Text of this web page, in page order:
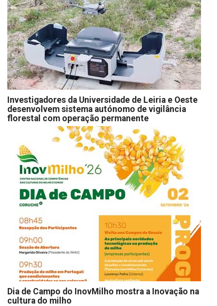
Investigadores da Universidade de Leiria e Oeste
desenvolvem sistema autónomo de vigilância
florestal com operação permanente
Dia de Campo do InovMilho mostra a Inovação na
cultura do milho